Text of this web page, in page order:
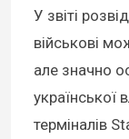
У звіті
військові
але значно
української
терміналів